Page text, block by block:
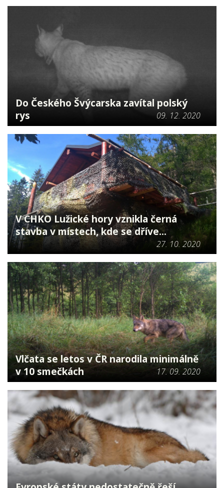
Do Českého Švýcarska zavítal polský
rys
09. 12. 2020
V CHKO Lužické hory vznikla černá
stavba v místech, kde se dříve...
27. 10. 2020
Vlčata se letos v ČR narodila minimálně
v 10 smečkách
17. 09. 2020